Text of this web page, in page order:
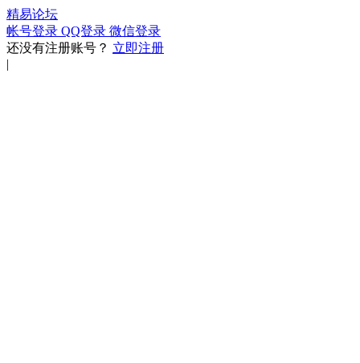
精易论坛
帐号登录 QQ登录 微信登录
还没有注册账号？ 立即注册
|